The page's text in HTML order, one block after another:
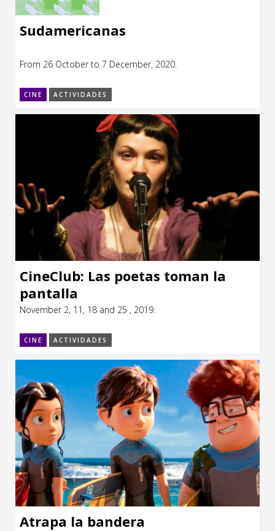
Sudamericanas
From 26 October to 7 December, 2020.
CINE ACTIVIDADES
CineClub: Las poetas toman la
pantalla
November 2, 11, 18 and 25 , 2019.
CINE ACTIVIDADES
Atrapa la bandera